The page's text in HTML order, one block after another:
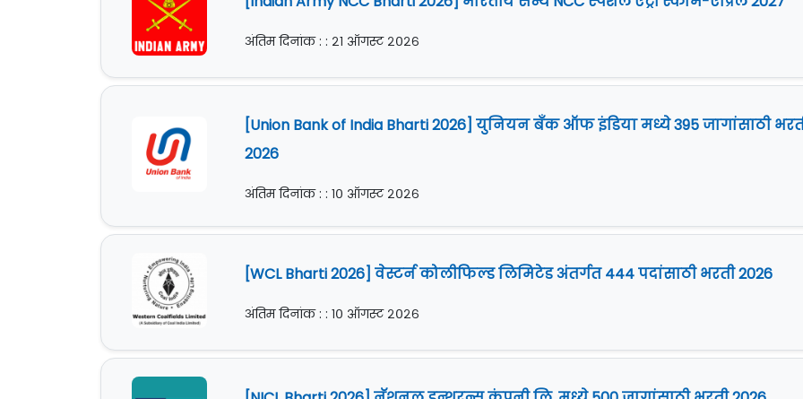
अंतिम दिनांक : : २१ ऑगस्ट २०२६
[Union Bank of India Bharti 2026] युनियन बँक ऑफ इंडिया मध्ये 395 जागांसाठी
2026
अंतिम दिनांक : : १० ऑगस्ट २०२६
[WCL Bharti 2026] वेस्टर्न कोलीफिल्ड लिमिटेड अंतर्गत 444 पदांसाठी भरती 2026
अंतिम दिनांक : : १० ऑगस्ट २०२६